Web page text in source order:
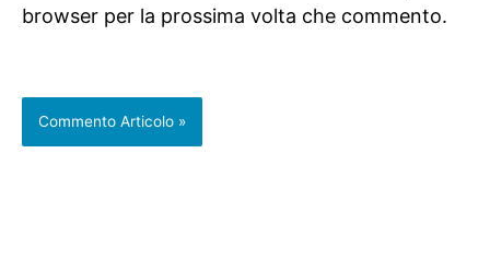
browser per la prossima volta che commento.